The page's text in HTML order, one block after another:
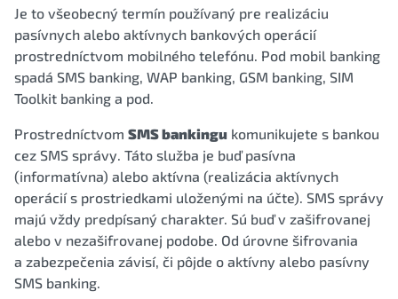
Je to všeobecný termín používaný pre realizáciu
pasívnych alebo aktívnych bankových operácií
prostredníctvom mobilného telefónu. Pod mobil banking
spadá SMS banking, WAP banking, GSM banking, SIM
Toolkit banking a pod.
Prostredníctvom SMS bankingu komunikujete s bankou
cez SMS správy. Táto služba je buď pasívna
(informatívna) alebo aktívna (realizácia aktívnych
operácií s prostriedkami uloženými na účte). SMS správy
majú vždy predpísaný charakter. Sú buď v zašifrovanej
alebo v nezašifrovanej podobe. Od úrovne šifrovania
a zabezpečenia závisí, či pôjde o aktívny alebo pasívny
SMS banking.